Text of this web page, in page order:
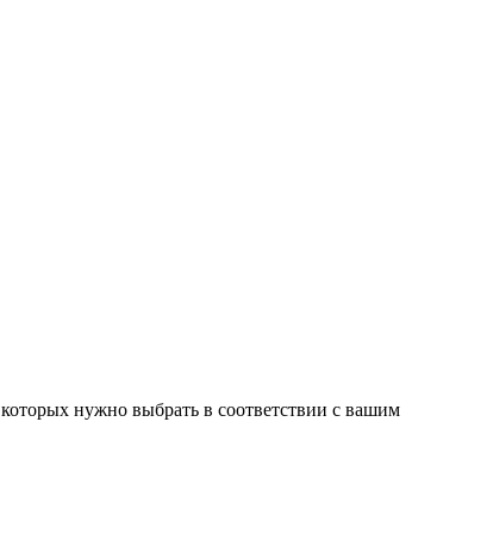
нужно выбрать в соответствии с вашим